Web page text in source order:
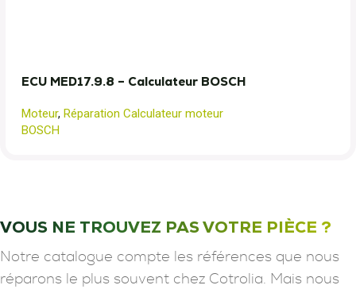
ECU MED17.9.8 – Calculateur BOSCH
Moteur, Réparation Calculateur moteur
BOSCH
VOUS NE TROUVEZ PAS VOTRE PIÈCE ?
Notre catalogue compte les références que nous
réparons le plus souvent chez Cotrolia. Mais nous